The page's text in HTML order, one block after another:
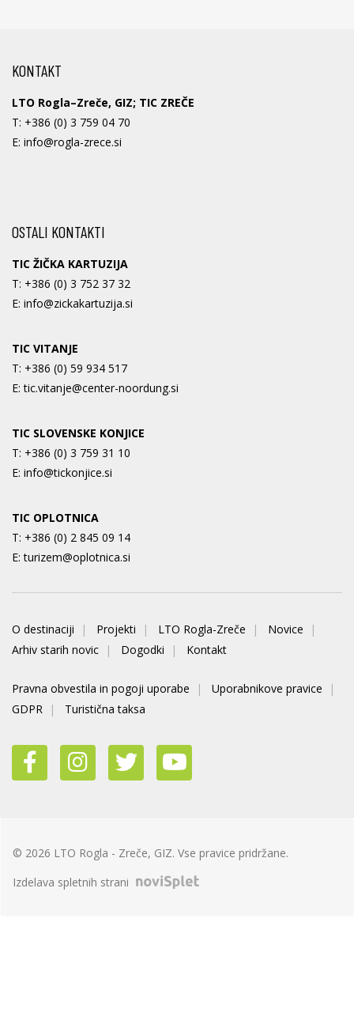
KONTAKT
LTO Rogla–Zreče, GIZ; TIC ZREČE
T: +386 (0) 3 759 04 70
E: info@rogla-zrece.si
OSTALI KONTAKTI
TIC ŽIČKA KARTUZIJA
T: +386 (0) 3 752 37 32
E: info@zickakartuzija.si
TIC VITANJE
T: +386 (0) 59 934 517
E:tic.vitanje@center-noordung.si
TIC SLOVENSKE KONJICE
T: +386 (0) 3 759 31 10
E: info@tickonjice.si
TIC OPLOTNICA
T: +386 (0) 2 845 09 14
E:turizem@oplotnica.si
O destinaciji Projekti LTO Rogla-Zreče
Novice
Arhiv starih novic
Dogodki Kontakt
Pravna obvestila in pogoji uporabe
Uporabnikove pravice
GDPR
Turistična taksa
© 2026 LTO Rogla - Zreče, GIZ. Vse pravice pridržane.
Izdelava spletnih strani